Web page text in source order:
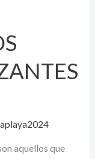
aquellos que